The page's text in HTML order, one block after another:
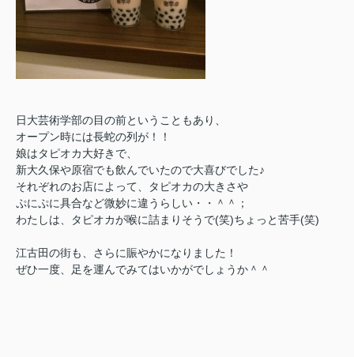
日大芸術学部の目の前ということもあり、
オープン時には長蛇の列が！！
娘はタピオカ大好きで、
新大久保や原宿でも飲んでいたので大喜びでした♪
それぞれのお店によって、タピオカの大きさや
ぷにぷに具合など微妙に違うらしい・・＾＾；
わたしは、タピオカが喉に詰まりそうで(笑)ちょっと苦手(笑)
江古田の街も、さらに賑やかになりました！
ぜひ一度、足を運んでみてはいかがでしょうか＾＾